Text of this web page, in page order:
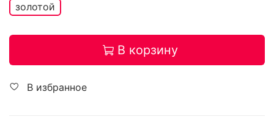
золотой
В корзину
В избранное